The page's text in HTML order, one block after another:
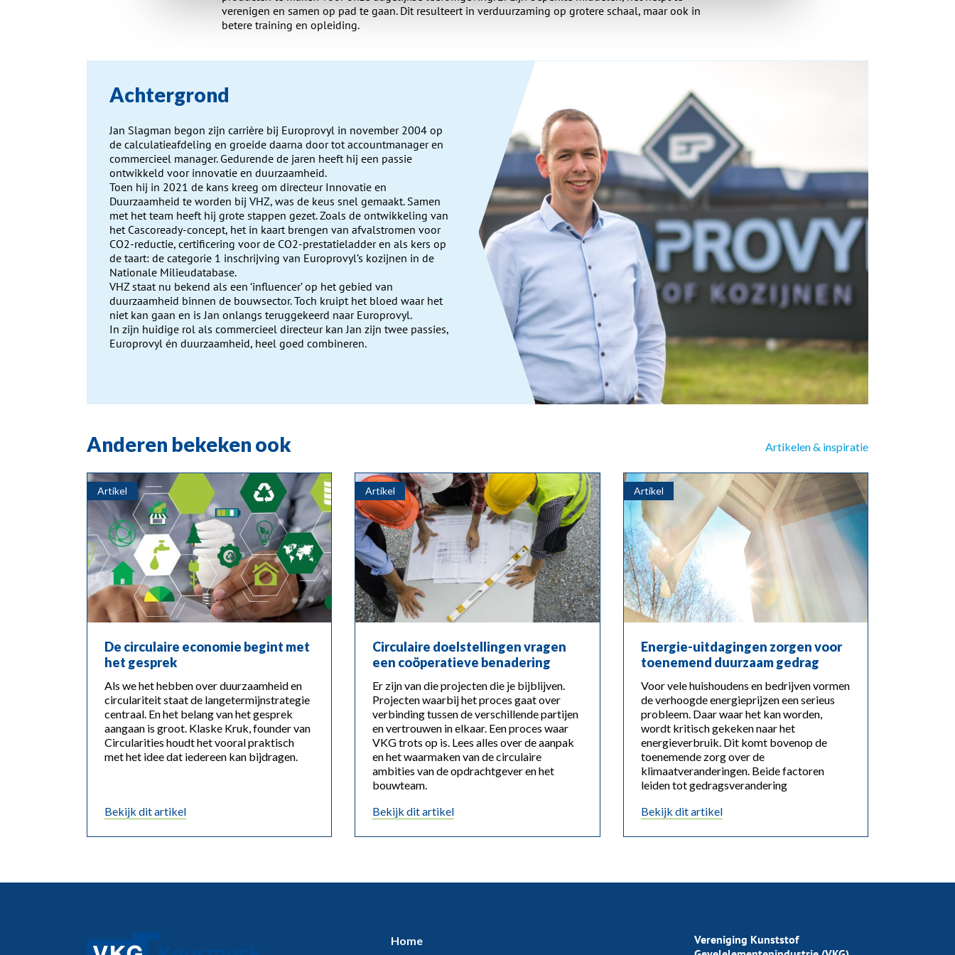
verenigen en samen op pad te gaan. Dit resulteert in verduurzaming op grotere schaal, maar ook in
betere training en opleiding.
Achtergrond
Jan Slagman begon zijn carrière bij Europrovyl in november 2004 op
de calculatieafdeling en groeide daarna door tot accountmanager en
commercieel manager. Gedurende de jaren heeft hij een passie
ontwikkeld voor innovatie en duurzaamheid.
Toen hij in 2021 de kans kreeg om directeur Innovatie en
Duurzaamheid te worden bij VHZ, was de keus snel gemaakt. Samen
met het team heeft hij grote stappen gezet. Zoals de ontwikkeling van
het Cascoready-concept, het in kaart brengen van afvalstromen voor
CO2-reductie, certificering voor de CO2-prestatieladder en als kers op
de taart: de categorie 1 inschrijving van Europrovyl’s kozijnen in de
Nationale Milieudatabase.
VHZ staat nu bekend als een ‘influencer’ op het gebied van
duurzaamheid binnen de bouwsector. Toch kruipt het bloed waar het
niet kan gaan en is Jan onlangs teruggekeerd naar Europrovyl.
In zijn huidige rol als commercieel directeur kan Jan zijn twee passies,
Europrovyl én duurzaamheid, heel goed combineren.
Anderen bekeken ook Artikelen & inspiratie
Artikel
De circulaire economie begint met
het gesprek
Als we het hebben over duurzaamheid en
circulariteit staat de langetermijnstrategie
centraal. En het belang van het gesprek
aangaan is groot. Klaske Kruk, founder van
Circularities houdt het vooral praktisch
met het idee dat iedereen kan bijdragen.
Bekijk dit artikel
Artikel
Circulaire doelstellingen vragen
een coöperatieve benadering
Er zijn van die projecten die je bijblijven.
Projecten waarbij het proces gaat over
verbinding tussen de verschillende partijen
en vertrouwen in elkaar. Een proces waar
VKG trots op is. Lees alles over de aanpak
en het waarmaken van de circulaire
ambities van de opdrachtgever en het
bouwteam.
Bekijk dit artikel
Artikel
Energie-uitdagingen zorgen voor
toenemend duurzaam gedrag
Voor vele huishoudens en bedrijven vormen
de verhoogde energieprijzen een serieus
probleem. Daar waar het kan worden,
wordt kritisch gekeken naar het
energieverbruik. Dit komt bovenop de
toenemende zorg over de
klimaatveranderingen. Beide factoren
leiden tot gedragsverandering
Bekijk dit artikel
Home
Vereniging Kunststof